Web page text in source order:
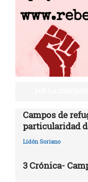
Campos de
particularidad
Lidón Soriano
3 Crónica-